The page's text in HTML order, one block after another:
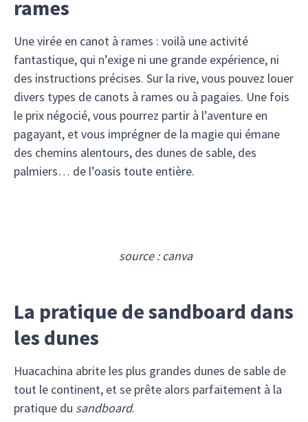
rames
Une virée en canot à rames : voilà une activité
fantastique, qui n’exige ni une grande expérience, ni
des instructions précises. Sur la rive, vous pouvez louer
divers types de canots à rames ou à pagaies. Une fois
le prix négocié, vous pourrez partir à l’aventure en
pagayant, et vous imprégner de la magie qui émane
des chemins alentours, des dunes de sable, des
palmiers… de l’oasis toute entière.
source : canva
La pratique de sandboard dans
les dunes
Huacachina abrite les plus grandes dunes de sable de
tout le continent, et se prête alors parfaitement à la
pratique du sandboard.